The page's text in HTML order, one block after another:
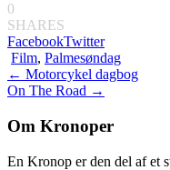
0
SHARES
FacebookTwitter
Film, Palmesøndag
Indlægsnavigation
← Motorcykel dagbog
On The Road →
Om Kronoper
En Kronop er den del af et